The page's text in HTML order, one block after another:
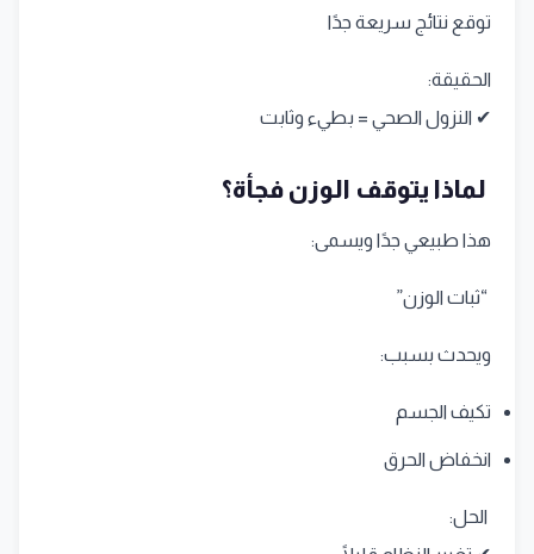
توقع نتائج سريعة جدًا
الحقيقة:
✔ النزول الصحي = بطيء وثابت
لماذا يتوقف الوزن فجأة؟
هذا طبيعي جدًا ويسمى:
“ثبات الوزن”
ويحدث بسبب:
تكيف الجسم
انخفاض الحرق
الحل: